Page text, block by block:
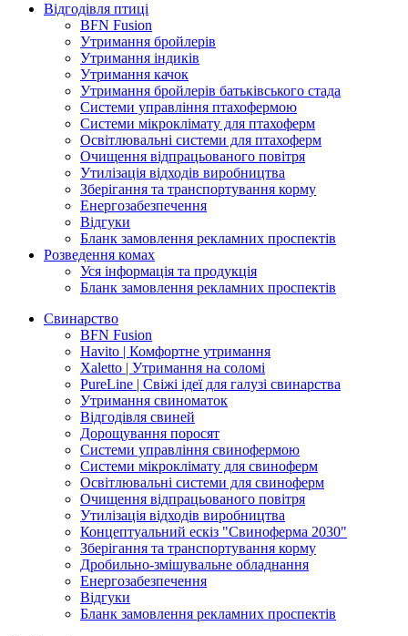
Відгодівля птиці
BFN Fusion
Утримання бройлерів
Утримання індиків
Утримання качок
Утримання бройлерів батьківського стада
Системи управління птахофермою
Системи мікроклімату для птахоферм
Освітлювальні системи для птахоферм
Очищення відпрацьованого повітря
Утилізація відходів виробництва
Зберігання та транспортування корму
Енергозабезпечення
Відгуки
Бланк замовлення рекламних проспектів
Розведення комах
Уся інформація та продукція
Бланк замовлення рекламних проспектів
Свинарство
BFN Fusion
Havito | Комфортне утримання
Xaletto | Утримання на соломі
PureLine | Свіжі ідеї для галузі свинарства
Утримання свиноматок
Відгодівля свиней
Дорощування поросят
Системи управління свинофермою
Системи мікроклімату для свиноферм
Освітлювальні системи для свиноферм
Очищення відпрацьованого повітря
Утилізація відходів виробництва
Концептуальний ескіз "Свиноферма 2030"
Зберігання та транспортування корму
Дробильно-змішувальне обладнання
Енергозабезпечення
Відгуки
Бланк замовлення рекламних проспектів